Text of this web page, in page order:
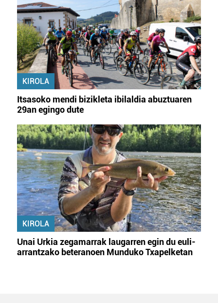
KIROLA
Itsasoko mendi bizikleta ibilaldia abuztuaren
29an egingo dute
KIROLA
Unai Urkia zegamarrak laugarren egin du euli-
arrantzako beteranoen Munduko Txapelketan